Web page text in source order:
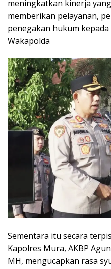
meningkatkan kinerja
memberikan pelayanan,
penegakan hukum kepada
Wakapolda
Sementara itu secara
Kapolres Mura, AKBP
MH, mengucapkan rasa